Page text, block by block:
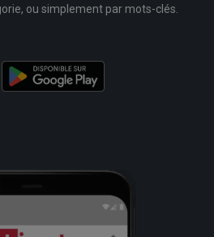
ou simplement par mots-clés.